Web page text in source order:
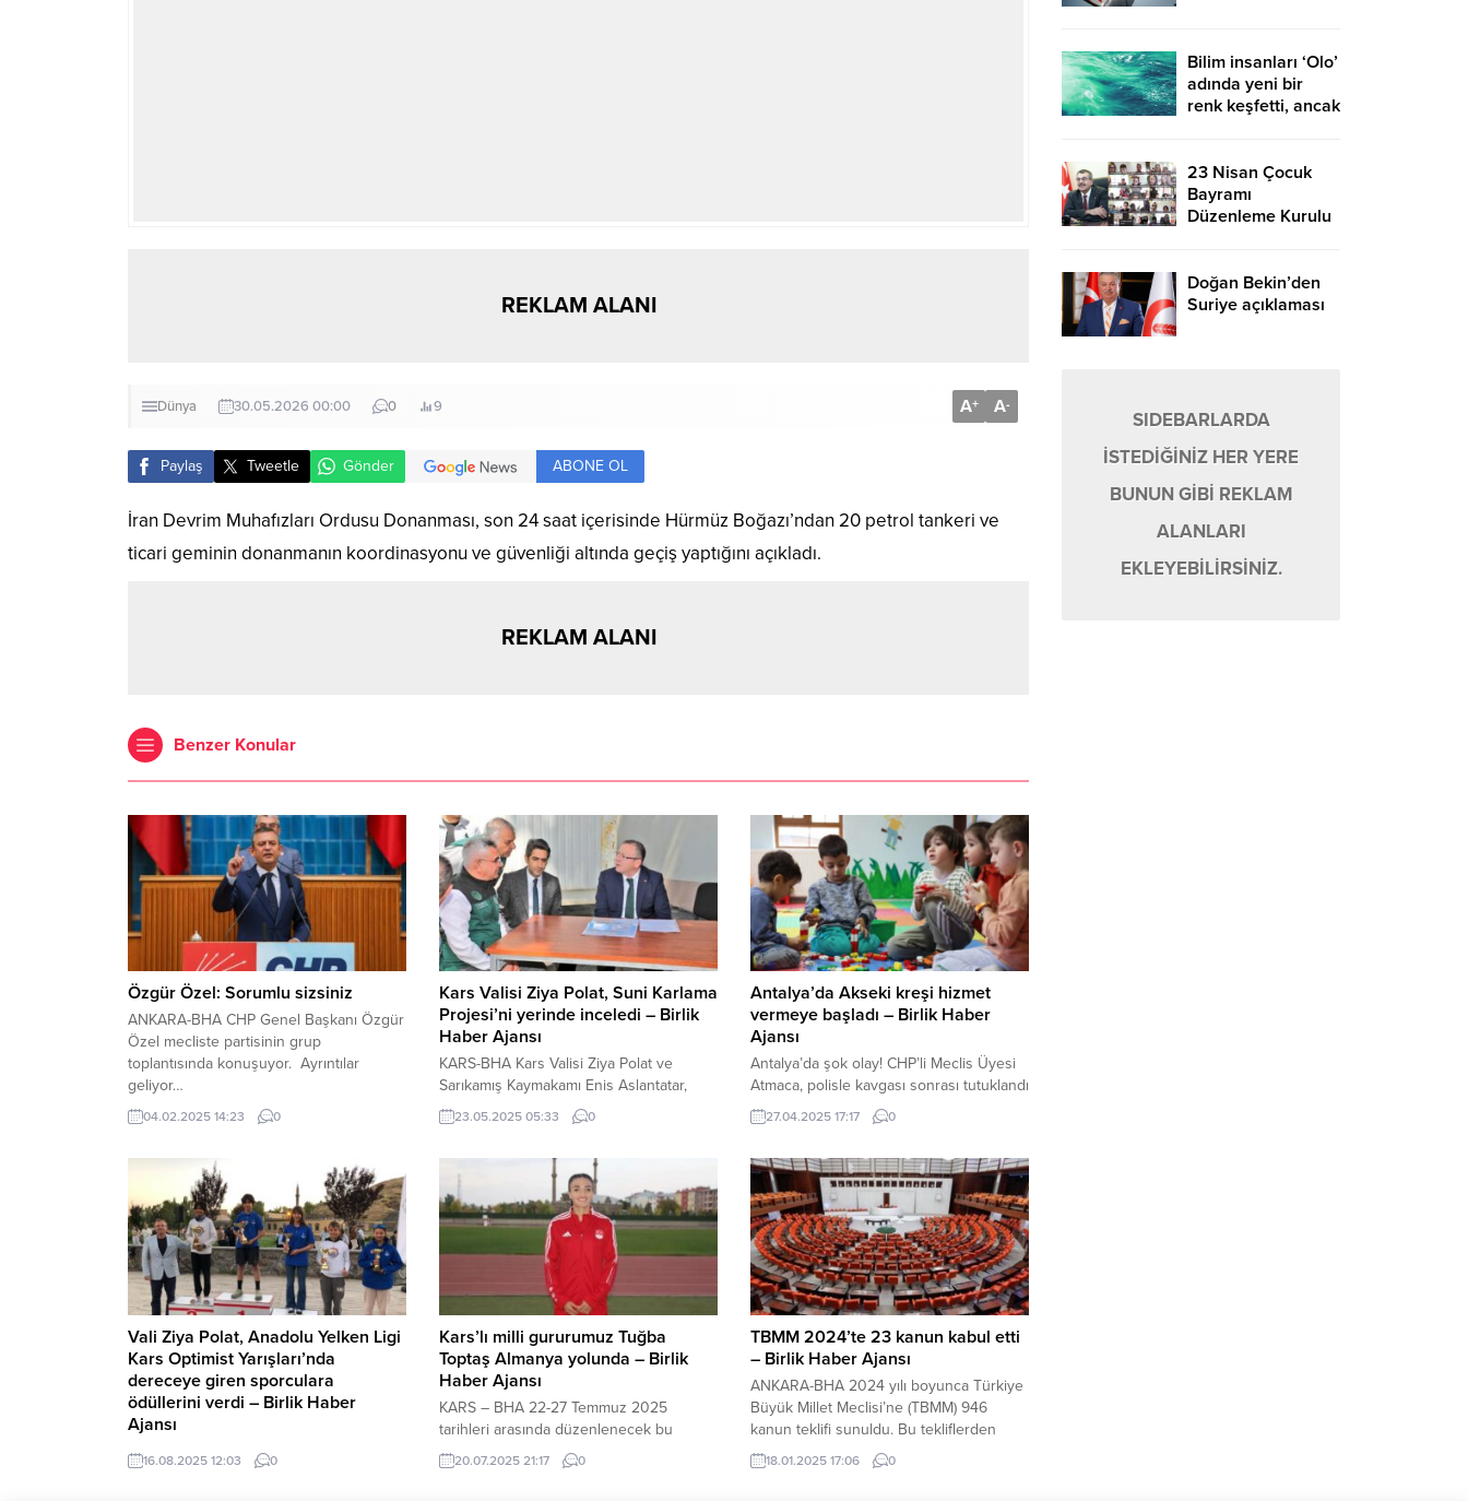
REKLAM ALANI
Dünya 30.05.2026 00:00 0 9 A+ A-
Paylaş Tweetle Gönder ABONE OL
İran Devrim Muhafızları Ordusu Donanması, son 24 saat içerisinde Hürmüz Boğazı’ndan 20 petrol tankeri ve
ticari geminin donanmanın koordinasyonu ve güvenliği altında geçiş yaptığını açıkladı.
REKLAM ALANI
Benzer Konular
Özgür Özel: Sorumlu sizsiniz
ANKARA-BHA CHP Genel Başkanı Özgür
Özel mecliste partisinin grup
toplantısında konuşuyor. Ayrıntılar
geliyor…
04.02.2025 14:23 0
Kars Valisi Ziya Polat, Suni Karlama
Projesi’ni yerinde inceledi – Birlik
Haber Ajansı
KARS-BHA Kars Valisi Ziya Polat ve
Sarıkamış Kaymakamı Enis Aslantatar,
dünyanın önde gelen kayak merkezleri
arasında yer alan Kristal Karlar Diyarı
eden Suni Karlama Projesi çalışmalarını
yerinde inceledi. Yetkililerden bilgi alan
Vali Polat ve Kaymakam Aslantatar,
projenin bölge turizmine sağlayacağı
katkılara dikkat çekti. Suni karlama
23.05.2025 05:33 0
Antalya’da Akseki kreşi hizmet
vermeye başladı – Birlik Haber
Ajansı
Antalya’da şok olay! CHP’li Meclis Üyesi
Atmaca, polisle kavgası sonrası tutuklandı
ANTALYA-BHA Antalya Büyükşehir
Belediye Başkanı Muhittin Böcek,
alabilmesi ve ailelerin çocuklarını güvenle
bırakabilmesi için başlattığı Çocuk Kreşi
ve Gündüz Bakımevi Projesi hizmet ağını
genişletiyor. Antalya Büyükşehir
Belediyesi, Akseki Belediyesi’nden
devraldığı çocuk kreşi ve...
27.04.2025 17:17 0
Vali Ziya Polat, Anadolu Yelken Ligi
Kars Optimist Yarışları’nda
dereceye giren sporculara
ödüllerini verdi – Birlik Haber
Ajansı
KARS-BHA Bu kapsamda Çıldır Gölü’nde
gerçekleştirilen Anadolu Yelken Ligi 1.
16.08.2025 12:03 0
Kars’lı milli gururumuz Tuğba
Toptaş Almanya yolunda – Birlik
Haber Ajansı
KARS – BHA 22-27 Temmuz 2025
tarihleri arasında düzenlenecek bu
önemli uluslararası organizasyonda
ülkemizi temsil edecek isimler arasında,
20.07.2025 21:17 0
TBMM 2024’te 23 kanun kabul etti
– Birlik Haber Ajansı
ANKARA-BHA 2024 yılı boyunca Türkiye
Büyük Millet Meclisi’ne (TBMM) 946
kanun teklifi sunuldu. Bu tekliflerden
23’ü kabul edilerek yasalaştı. Geçen yıl,
İsveç’in NATO üyeliği, fahiş fiyatlarla
18.01.2025 17:06 0
Bilim insanları ‘Olo’
adında yeni bir
renk keşfetti, ancak
23 Nisan Çocuk
Bayramı
Düzenleme Kurulu
Ajansı
Doğan Bekin’den
Suriye açıklaması
SIDEBARLARDA
İSTEDİĞİNİZ HER YERE
BUNUN GİBİ REKLAM
ALANLARI
EKLEYEBİLİRSİNİZ.